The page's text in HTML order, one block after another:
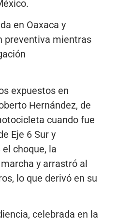
en Oaxaca y
preventiva mientras
expuestos en
Hernández, de
cuando fue
Eje 6 Sur y
choque, la
y arrastró al
lo que derivó en su
celebrada en la